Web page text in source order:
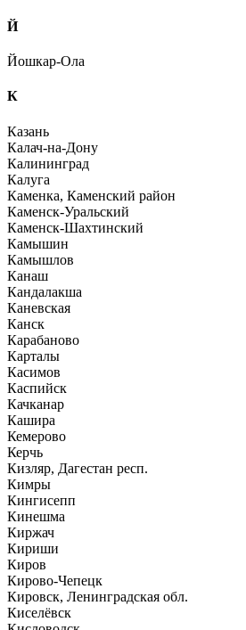
Й
Йошкар-Ола
К
Казань
Калач-на-Дону
Калининград
Калуга
Каменка, Каменский район
Каменск-Уральский
Каменск-Шахтинский
Камышин
Камышлов
Канаш
Кандалакша
Каневская
Канск
Карабаново
Карталы
Касимов
Каспийск
Качканар
Кашира
Кемерово
Керчь
Кизляр, Дагестан респ.
Кимры
Кингисепп
Кинешма
Киржач
Кириши
Киров
Кирово-Чепецк
Кировск, Ленинградская обл.
Киселёвск